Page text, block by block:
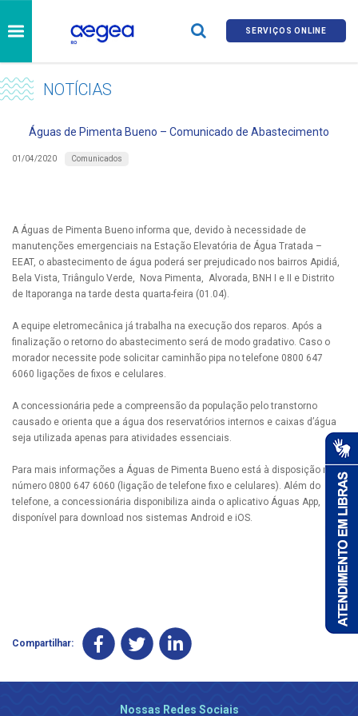
SERVIÇOS ONLINE
NOTÍCIAS
Águas de Pimenta Bueno – Comunicado de Abastecimento
01/04/2020 Comunicados
A Águas de Pimenta Bueno informa que, devido à necessidade de
manutenções emergenciais na Estação Elevatória de Água Tratada –
EEAT, o abastecimento de água poderá ser prejudicado nos bairros Apidiá,
Bela Vista, Triângulo Verde, Nova Pimenta, Alvorada, BNH I e II e Distrito
de Itaporanga na tarde desta quarta-feira (01.04).
A equipe eletromecânica já trabalha na execução dos reparos. Após a
finalização o retorno do abastecimento será de modo gradativo. Caso o
morador necessite pode solicitar caminhão pipa no telefone 0800 647
6060 ligações de fixos e celulares.
A concessionária pede a compreensão da população pelo transtorno
causado e orienta que a água dos reservatórios internos e caixas d’água
seja utilizada apenas para atividades essenciais.
Para mais informações a Águas de Pimenta Bueno está à disposição no
número 0800 647 6060 (ligação de telefone fixo e celulares). Além do
telefone, a concessionária disponibiliza ainda o aplicativo Águas App,
disponível para download nos sistemas Android e iOS.
Compartilhar:
Nossas Redes Sociais